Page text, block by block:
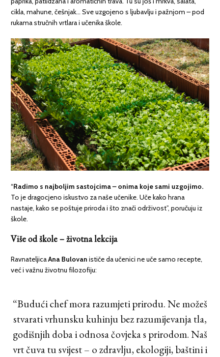
cikla, mahune, češnjak… Sve uzgojeno s ljubavlju i pažnjom – pod
rukama stručnih vrtlara i učenika škole.
“Radimo s najboljim sastojcima – onima koje sami uzgojimo.
To je dragocjeno iskustvo za naše učenike. Uče kako hrana
nastaje, kako se poštuje priroda i što znači održivost”, poručuju iz
škole.
Više od škole – životna lekcija
RavnateljicaAna Bulovan ističe da učenici ne uče samo recepte,
već i važnu životnu filozofiju:
“Budući chef mora razumjeti prirodu. Ne možeš
stvarati vrhunsku kuhinju bez razumijevanja tla,
godišnjih doba i odnosa čovjeka s prirodom. Naš
vrt čuva tu svijest – o zdravlju, ekologiji, baštini i